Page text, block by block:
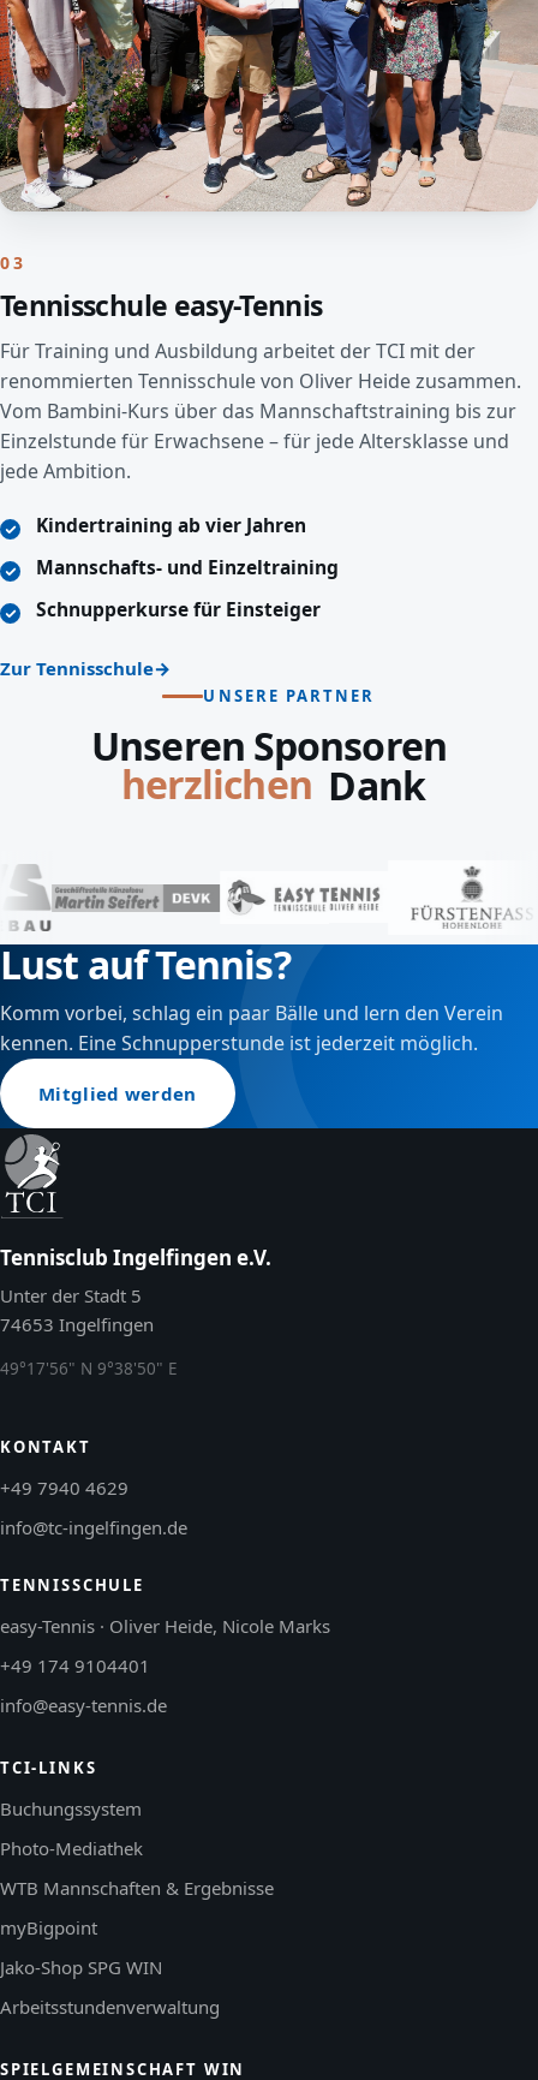
03
Tennisschule easy-Tennis
Für Training und Ausbildung arbeitet der TCI mit der
renommierten Tennisschule von Oliver Heide zusammen.
Vom Bambini-Kurs über das Mannschaftstraining bis zur
Einzelstunde für Erwachsene – für jede Altersklasse und
jede Ambition.
Kindertraining ab vier Jahren
Mannschafts- und Einzeltraining
Schnupperkurse für Einsteiger
Zur Tennisschule
UNSERE PARTNER
Unseren Sponsoren
lieben Dank
Lust auf Tennis?
Komm vorbei, schlag ein paar Bälle und lern den Verein
kennen. Eine Schnupperstunde ist jederzeit möglich.
Mitglied werden
Tennisclub Ingelfingen e.V.
Unter der Stadt 5
74653 Ingelfingen
49°17'56" N 9°38'50" E
KONTAKT
+49 7940 4629
info@tc-ingelfingen.de
TENNISSCHULE
easy-Tennis · Oliver Heide, Nicole Marks
+49 174 9104401
info@easy-tennis.de
TCI-LINKS
Buchungssystem
Photo-Mediathek
WTB Mannschaften & Ergebnisse
myBigpoint
Jako-Shop SPG WIN
Arbeitsstundenverwaltung
SPIELGEMEINSCHAFT WIN